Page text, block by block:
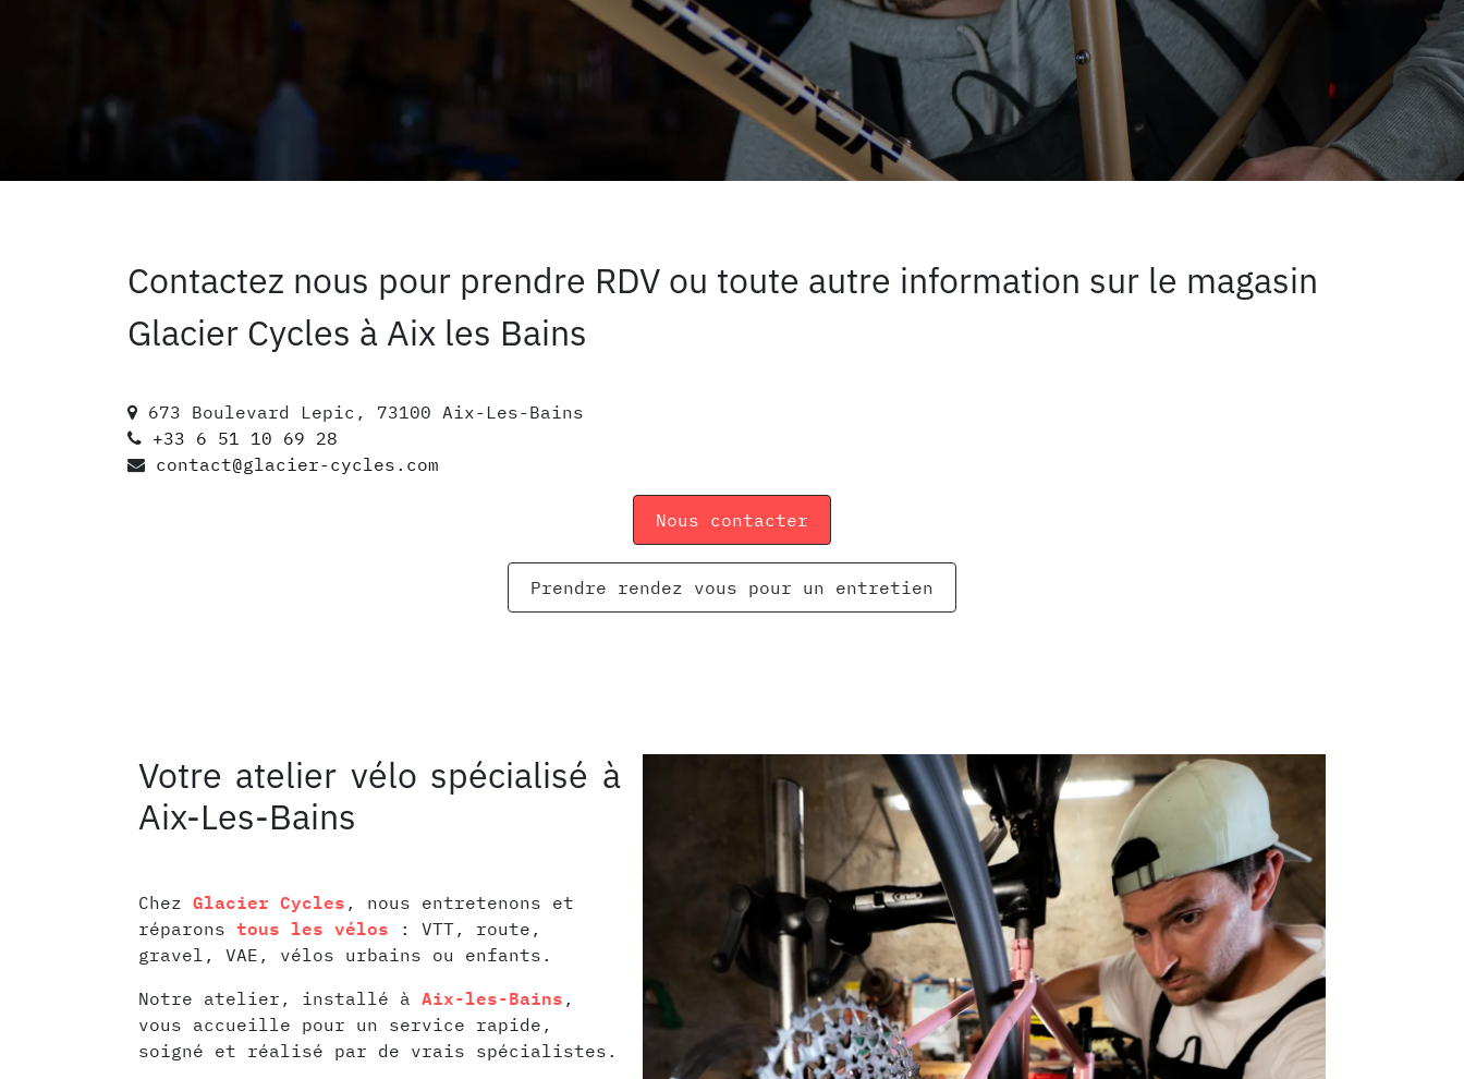
Contactez nous pour prendre RDV ou toute autre information sur le magasin
Glacier Cycles à Aix les Bains
673 Boulevard Lepic, 73100 Aix-Les-Bains
+33 6 51 10 69 28
contact@glacier-cycles.com
Nous contacter
Prendre rendez vous pour un entretien
Votre atelier vélo spécialisé à
Aix-Les-Bains
Chez Glacier Cycles , nous entretenons et
réparons tous les vélos : VTT, route,
gravel, VAE, vélos urbains ou enfants.
Notre atelier, installé à Aix-les-Bains ,
vous accueille pour un service rapide,
soigné et réalisé par de vrais spécialistes.